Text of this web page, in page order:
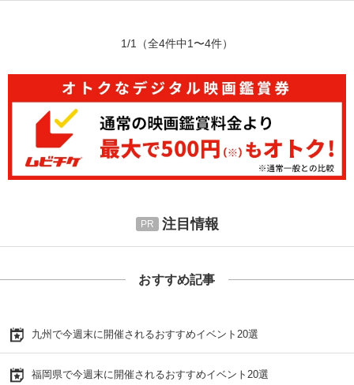
1/1 （全4件中1〜4件）
注目情報
おすすめ記事
九州で今週末に開催されるおすすめイベント20選
福岡県で今週末に開催されるおすすめイベント20選